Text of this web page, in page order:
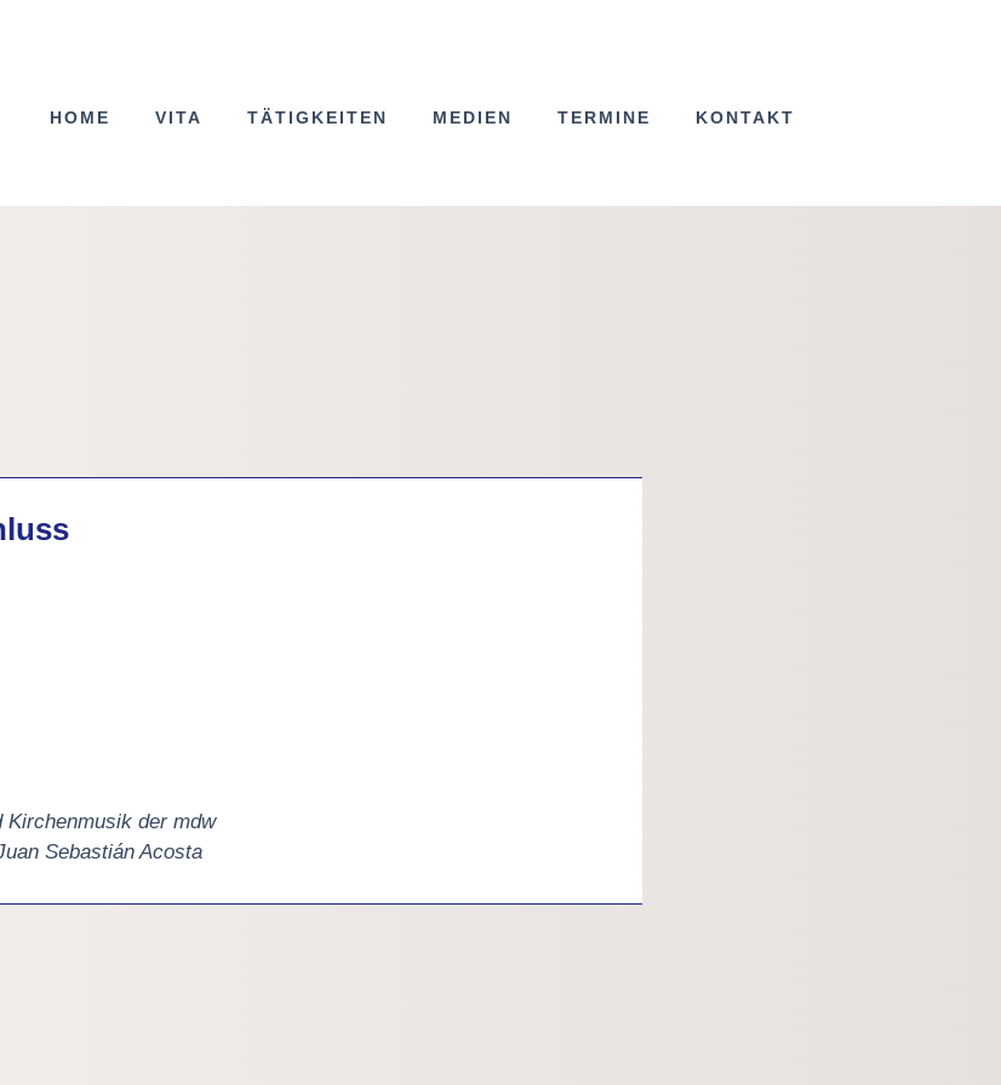
HOME VITA TÄTIGKEITEN MEDIEN TERMINE KONTAKT
Kirchenmusik der mdw
Sebastián Acosta